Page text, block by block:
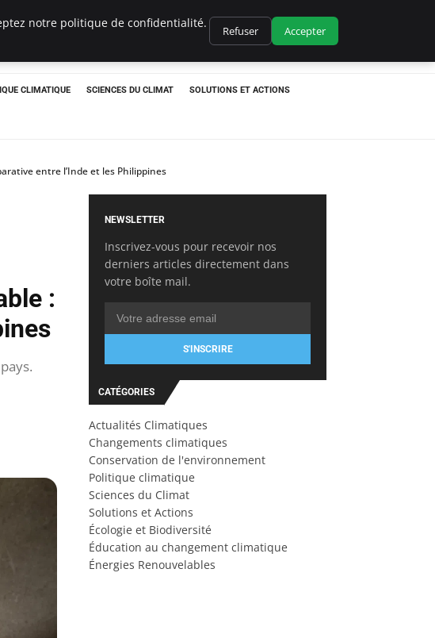
CLIMATIQUE SCIENCES DU CLIMAT SOLUTIONS ET ACTIONS
entre l’Inde et les Philippines
:
NEWSLETTER
Inscrivez-vous pour recevoir nos
derniers articles directement dans
votre boîte mail.
S'INSCRIRE
CATÉGORIES
Actualités Climatiques
Changements climatiques
Conservation de l'environnement
Politique climatique
Sciences du Climat
Solutions et Actions
Écologie et Biodiversité
Éducation au changement climatique
Énergies Renouvelables
notre politique de confidentialité.
Refuser Accepter